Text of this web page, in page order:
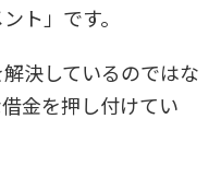
ト」です。
決しているのではな
金を押し付けてい